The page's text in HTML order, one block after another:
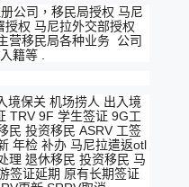
公司，移民局授权 马尼
权 马尼拉外交部授权
营移民局各种业务 公司
籍等 .
境保关 机场捞人 出入境
TRV 9F 学生签证 9G工
民 投资移民 ASRV 工签
年检 补办 马尼拉遣返otl
理 退休移民 投资移民 马
签证延期 原有长期签证